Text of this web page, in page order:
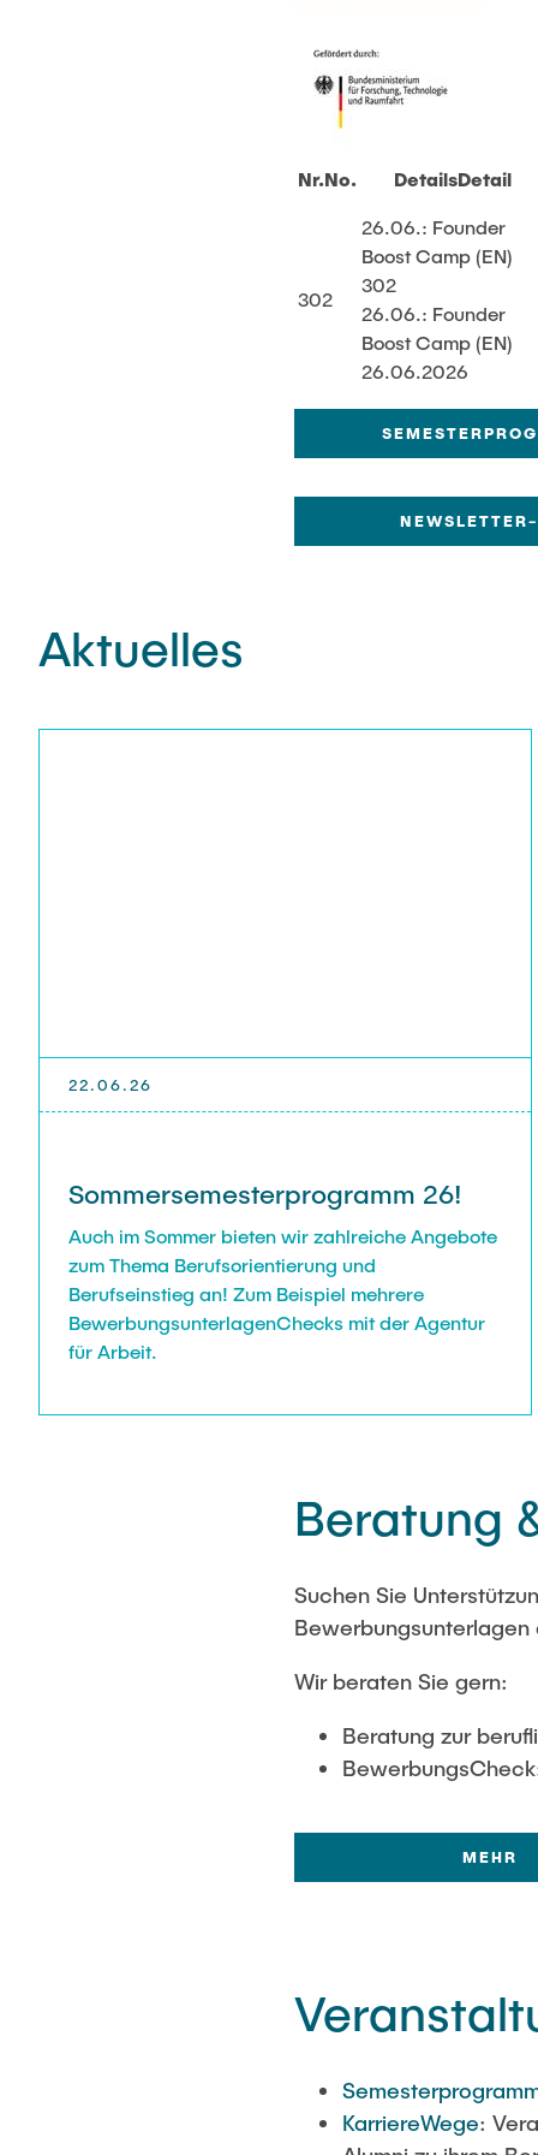
Nr.No. DetailsDetail
302
26.06.: Founder
Boost Camp (EN)
302
26.06.: Founder
Boost Camp (EN)
26.06.2026
Aktuelles
22.06.26
Sommersemesterprogramm 26!
Auch im Sommer bieten wir zahlreiche Angebote
zum Thema Berufsorientierung und
Berufseinstieg an! Zum Beispiel mehrere
BewerbungsunterlagenChecks mit der Agentur
für Arbeit.
Beratung
Suchen Sie
Wir beraten Sie gern:
Beratung zur
MEHR
KarriereWege: